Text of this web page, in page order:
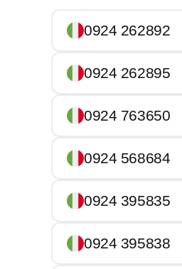
0924 262892
0924 262895
0924 763650
0924 568684
0924 395835
0924 395838